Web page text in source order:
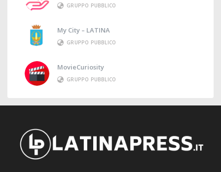
GRUPPO PUBBLICO
My City – LATINA
GRUPPO PUBBLICO
MovieCuriosity
GRUPPO PUBBLICO